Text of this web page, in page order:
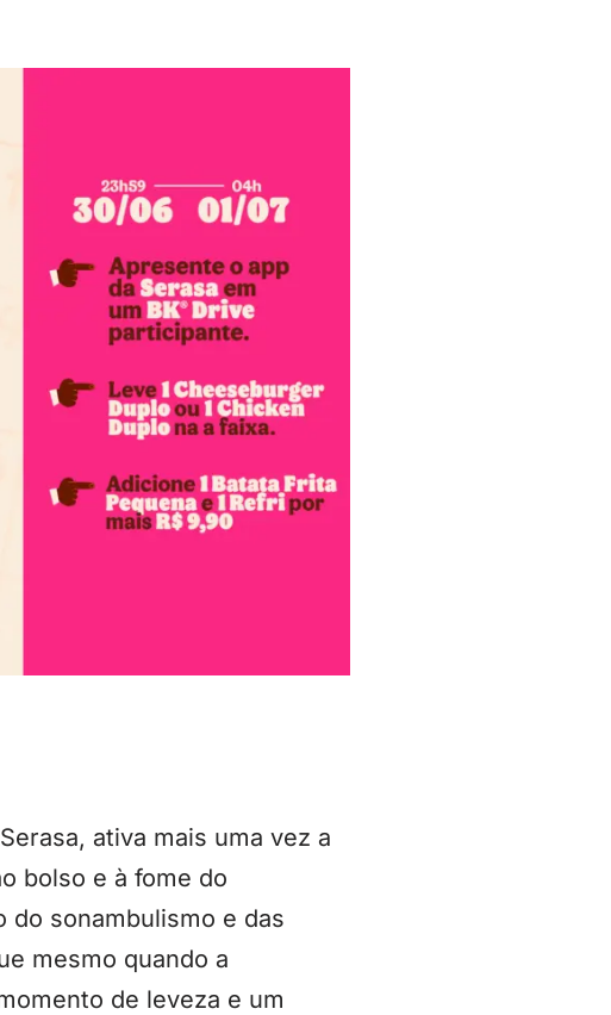
ativa mais uma vez a
bolso e à fome do
do sonambulismo e das
mesmo quando a
de leveza e um